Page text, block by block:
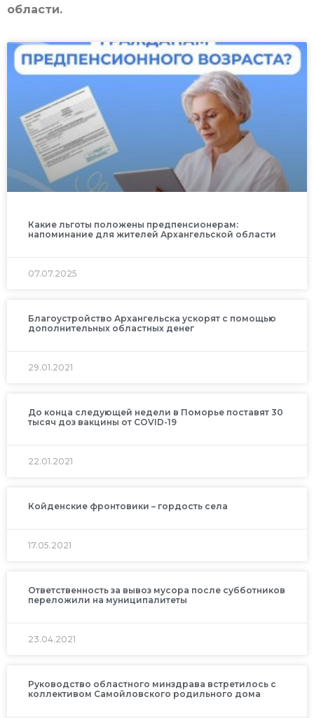
области.
Какие льготы положены предпенсионерам:
напоминание для жителей Архангельской области
07.07.2025
Благоустройство Архангельска ускорят с помощью
дополнительных областных денег
29.01.2021
До конца следующей недели в Поморье поставят 30
тысяч доз вакцины от COVID-19
22.01.2021
Койденские фронтовики – гордость села
17.05.2021
Ответственность за вывоз мусора после субботников
переложили на муниципалитеты
23.04.2021
Руководство областного минздрава встретилось с
коллективом Самойловского родильного дома